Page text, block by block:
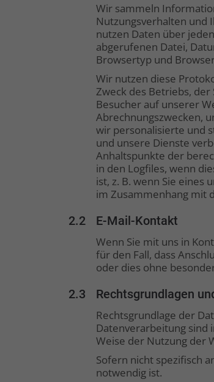
Wir sammeln
Nutzungsverhalten und
nutzen Daten über
abgerufenen Datei,
Browsertyp und
Wir nutzen diese
Zweck des Betriebs,
Besucher auf unserer
Abrechnungszwecken,
wir personalisierte und
und unsere Dienste
Anhaltspunkte der
in den Logfiles, wenn
ist, z. B. wenn Sie
im Zusammenhang mit
2.2 E-Mail-Kontakt
Wenn Sie mit uns in
für den Fall, dass
oder dies ohne
2.3 Rechtsgrundlagen
Rechtsgrundlage der
Datenverarbeitung sind
Weise der Nutzung der
Sofern nicht spezifisch
notwendig ist.